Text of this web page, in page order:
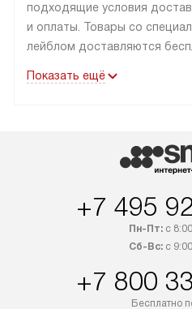
подходящие условия
и оплаты. Товары со
лейблом доставляются
до подъезда. Доставка за
маркировку «в наличии»,
быть отправлен покупателю
в Санкт-Петербург и другие
транспортные компании.
доставляем заказ до офиса
транспортной компании в
Показать ещё
+7 495
Пн-Пт:с
Сб-Вс:с
+7 800
Бесплатно